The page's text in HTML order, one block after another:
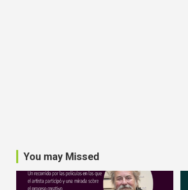
You may Missed